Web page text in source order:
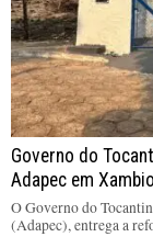
Governo do
Adapec em
O Governo do
(Adapec), entrega a